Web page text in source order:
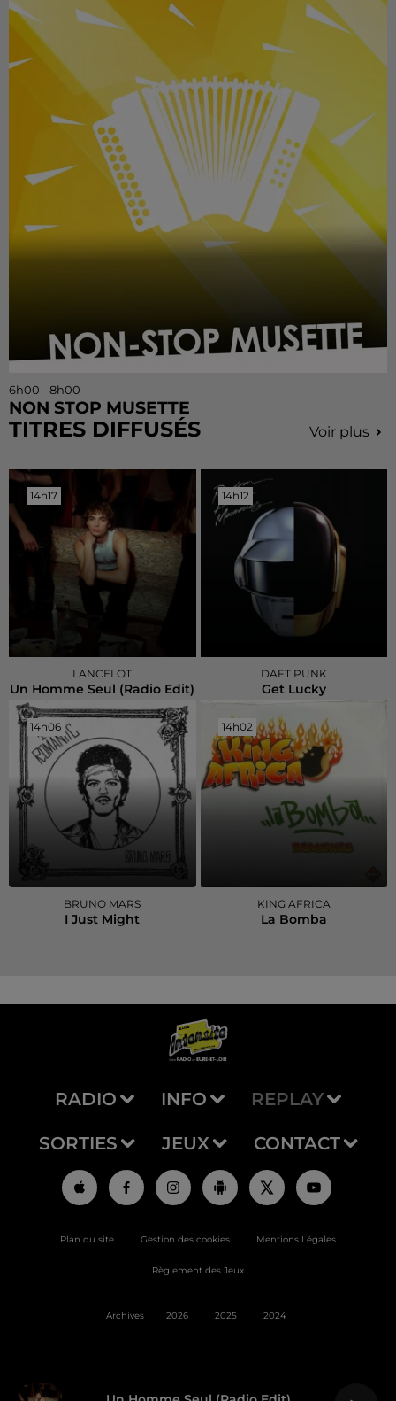
6h00 - 8h00
NON STOP MUSETTE
TITRES DIFFUSÉS Voir plus
14h17
14h17
LANCELOT
Un Homme Seul (radio Edit)
14h12
14h12
DAFT PUNK
Get Lucky
14h06
14h06
BRUNO MARS
I Just Might
14h02
14h02
KING AFRICA
La Bomba
RADIO INFO REPLAY
SORTIES JEUX CONTACT
Plan du site Gestion des cookies Mentions Légales
Règlement des Jeux
Archives 2026 2025 2024